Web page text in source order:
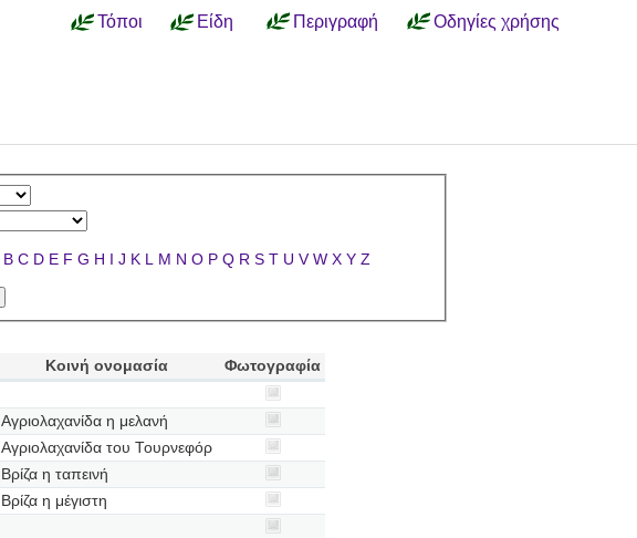
Τόποι Είδη Περιγραφή Οδηγίες χρήσης
B C D E F G H I J K L M N O P Q R S T U V W X Y Z
Κοινή ονομασία
Φωτογραφία
Αγριολαχανίδα η μελανή
Αγριολαχανίδα του Τουρνεφόρ
Βρίζα η ταπεινή
Βρίζα η μέγιστη